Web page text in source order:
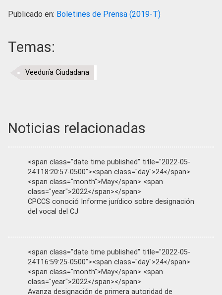
Publicado en: Boletines de Prensa (2019-T)
Temas:
Veeduría Ciudadana
Noticias relacionadas
<span class="date time published" title="2022-05-
24T18:20:57-0500"><span class="day">24</span>
<span class="month">May</span> <span
class="year">2022</span></span>
CPCCS conoció Informe jurídico sobre designación
del vocal del CJ
<span class="date time published" title="2022-05-
24T16:59:25-0500"><span class="day">24</span>
<span class="month">May</span> <span
class="year">2022</span></span>
Avanza designación de primera autoridad de